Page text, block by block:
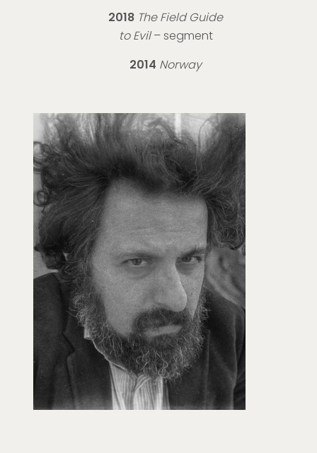
2018 The Field Guide
to Evil– segment
2014 Norway